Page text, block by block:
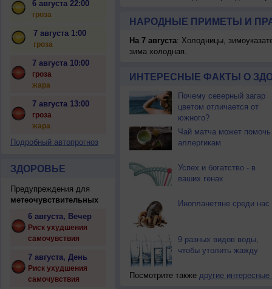
6 августа 22:00
гроза
7 августа 1:00
гроза
7 августа 10:00
гроза
жара
7 августа 13:00
гроза
жара
Подробный автопрогноз
ЗДОРОВЬЕ
Предупреждения для
метеочувствительных
6 августа, Вечер
Риск ухудшения
самочувствия
7 августа, День
Риск ухудшения
самочувствия
НАРОДНЫЕ ПРИМЕТЫ И
На 7 августа: Холодницы,
зима холодная.
ИНТЕРЕСНЫЕ ФАКТЫ О
Почему северный загар
цветом отличается от
южного?
Чай матча может помочь
аллергикам
Успех и богатство - в
ваших генах
Инопланетяне среди нас
9 разных видов воды,
чтобы утолить жажду
Посмотрите также другие интересные